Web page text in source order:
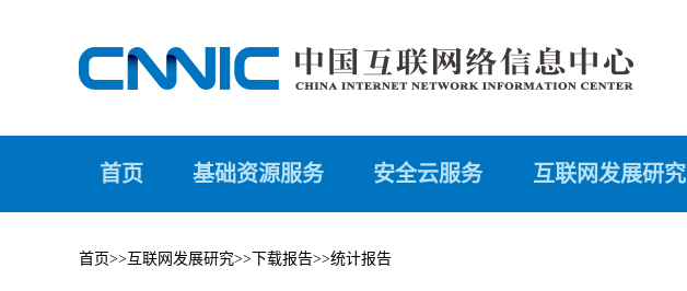
首页 基础资源服务 安全云服务 互联网发展研究
首页>>互联网发展研究>> 下载报告>>统计报告